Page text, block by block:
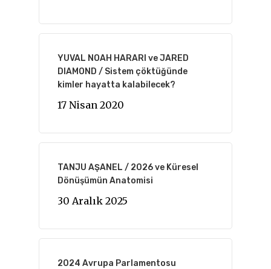
YUVAL NOAH HARARI ve JARED
DIAMOND / Sistem çöktüğünde
kimler hayatta kalabilecek?
17 Nisan 2020
TANJU AŞANEL / 2026 ve Küresel
Dönüşümün Anatomisi
30 Aralık 2025
2024 Avrupa Parlamentosu